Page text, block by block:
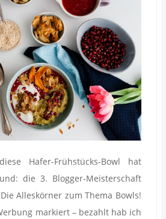
Hafer-Frühstücks-Bowl hat
die 3. Blogger-Meisterschaft
Alleskörner zum Thema Bowls!
markiert – bezahlt hab ich